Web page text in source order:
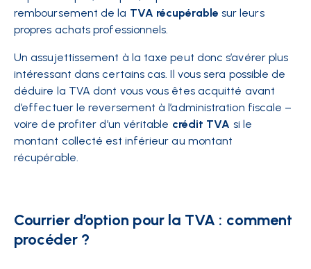
remboursement de la TVA récupérable sur leurs
propres achats professionnels.
Un assujettissement à la taxe peut donc s’avérer plus
intéressant dans certains cas. Il vous sera possible de
déduire la TVA dont vous vous êtes acquitté avant
d’effectuer le reversement à l’administration fiscale –
voire de profiter d’un véritable crédit TVA si le
montant collecté est inférieur au montant
récupérable.
Courrier d’option pour la TVA : comment
procéder ?